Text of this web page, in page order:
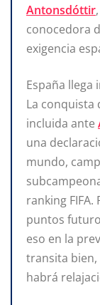
Antonsdóttir
conocedora
exigencia
España llega
La conquista
incluida ante
una
mundo,
ranking
puntos
eso en la
transita bien,
habrá